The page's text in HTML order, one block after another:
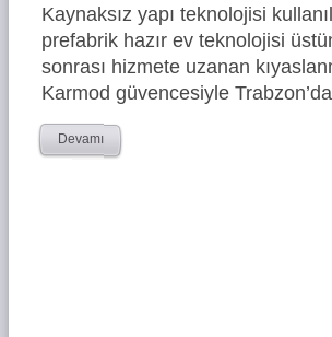
Kaynaksız yapı teknolojisi
prefabrik hazır ev teknolojisi
sonrası hizmete uzanan
Karmod güvencesiyle
Devamı